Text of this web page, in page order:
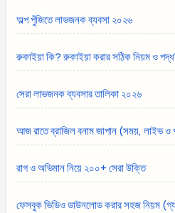
অল্প পুঁজিতে লাভজনক ব্যবসা ২০২৬
রুকাইয়া কি? রুকাইয়া করার সঠিক নিয়ম ও
সেরা লাভজনক ব্যবসার তালিকা ২০২৬
আজ রাতে ব্রাজিল বনাম জাপান (সময়, লাইভ ও
রাগ ও অভিমান নিয়ে ২০০+ সেরা উক্তি
ফেসবুক ভিডিও ডাউনলোড করার সহজ নিয়ম